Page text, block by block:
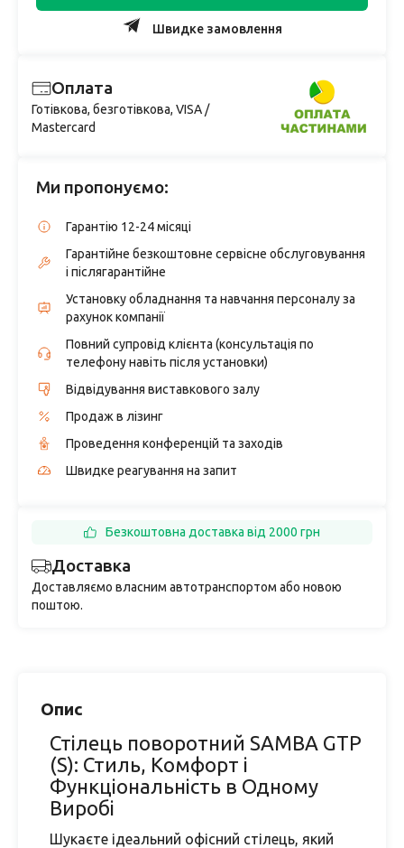
Швидке замовлення
Оплата
Готівкова, безготівкова, VISA /
Mastercard
Ми пропонуємо:
Гарантію 12-24 місяці
Гарантійне безкоштовне сервісне обслуговування
і післягарантійне
Установку обладнання та навчання персоналу за
рахунок компанії
Повний супровід клієнта (консультація по
телефону навіть після установки)
Відвідування виставкового залу
Продаж в лізинг
Проведення конференцій та заходів
Швидке реагування на запит
Доставка
Доставляємо власним автотранспортом або новою
поштою.
Безкоштовна доставка від 2000 грн
Опис
Стілець поворотний SAMBA GTP
(S): Стиль, Комфорт і
Функціональність в Одному
Виробі
Шукаєте ідеальний офісний стілець, який